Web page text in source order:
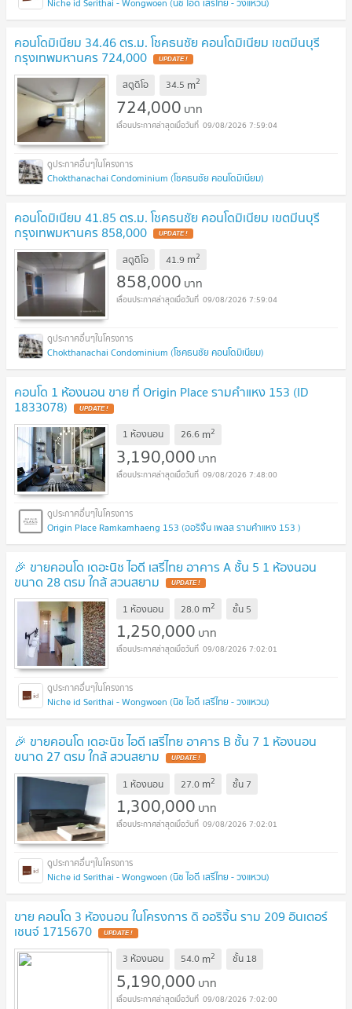
คอนโดมิเนียม 34.46 ตร.ม. โชคธนชัย คอนโดมิเนียม เขตมีนบุรี
กรุงเทพมหานคร 724,000 UPDATE !
สตูดิโอ 34.5 m2
724,000 บาท
09/08/2026 7:59:04
Chokthanachai Condominium (โชคธนชัย คอนโดมิเนียม)
คอนโดมิเนียม 41.85 ตร.ม. โชคธนชัย คอนโดมิเนียม เขตมีนบุรี
กรุงเทพมหานคร 858,000 UPDATE !
สตูดิโอ 41.9 m2
858,000 บาท
09/08/2026 7:59:04
Chokthanachai Condominium (โชคธนชัย คอนโดมิเนียม)
คอนโด 1 ห้องนอน ขาย ที่ Origin Place รามคำแหง 153 (ID
1833078) UPDATE !
1 ห้องนอน 26.6 m2
3,190,000 บาท
09/08/2026 7:48:00
Origin Place Ramkamhaeng 153 (ออริจิ้น เพลส รามคำแหง 153 )
🎉 ขายคอนโด เดอะนิช ไอดี เสรีไทย อาคาร A ชั้น 5 1 ห้องนอน
ขนาด 28 ตรม ใกล้ สวนสยาม UPDATE !
1 ห้องนอน 28.0 m2 ชั้น 5
1,250,000 บาท
09/08/2026 7:02:01
Niche id Serithai - Wongwoen (นิช ไอดี เสรีไทย - วงแหวน)
🎉 ขายคอนโด เดอะนิช ไอดี เสรีไทย อาคาร B ชั้น 7 1 ห้องนอน
ขนาด 27 ตรม ใกล้ สวนสยาม UPDATE !
1 ห้องนอน 27.0 m2 ชั้น 7
1,300,000 บาท
09/08/2026 7:02:01
Niche id Serithai - Wongwoen (นิช ไอดี เสรีไทย - วงแหวน)
ขาย คอนโด 3 ห้องนอน ในโครงการ ดิ ออริจิ้น ราม 209 อินเตอร์
เชนจ์ 1715670 UPDATE !
3 ห้องนอน 54.0 m2 ชั้น 18
5,190,000 บาท
09/08/2026 7:02:00